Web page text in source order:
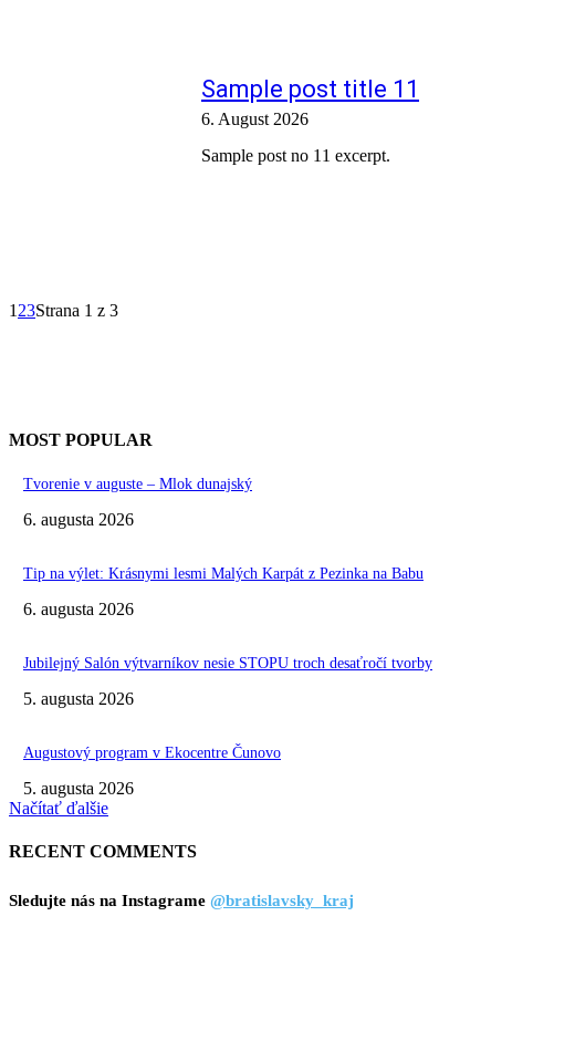
Sample post title 11
6. August 2026
Sample post no 11 excerpt.
1 23Strana 1 z 3
MOST POPULAR
Tvorenie v auguste – Mlok dunajský
6. augusta 2026
Tip na výlet: Krásnymi lesmi Malých Karpát z Pezinka na Babu
6. augusta 2026
Jubilejný Salón výtvarníkov nesie STOPU troch desaťročí tvorby
5. augusta 2026
Augustový program v Ekocentre Čunovo
5. augusta 2026
Načítať ďalšie
RECENT COMMENTS
Sledujte nás na Instagrame @bratislavsky_kraj